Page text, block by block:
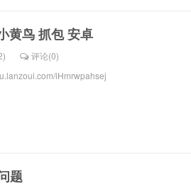
黄鸟 抓包 安卓
评论(0)
iHmrwpahsej
题